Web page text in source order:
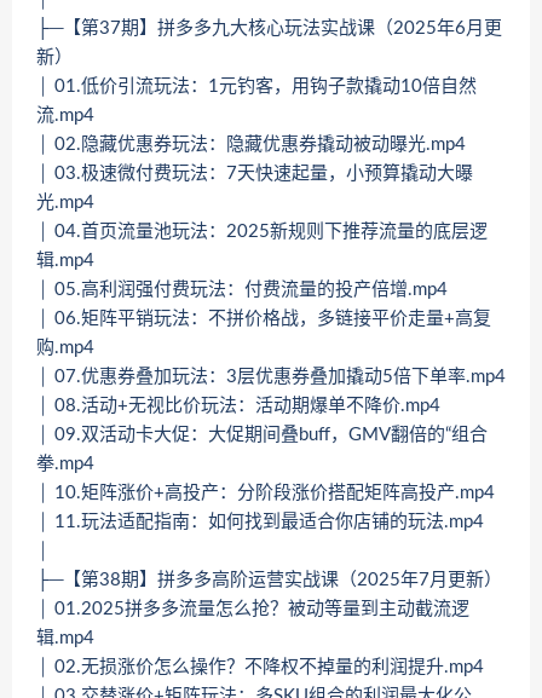
├─【第37期】拼多多九大核心玩法实战课（2025年6月更
新）
│ 01.低价引流玩法：1元钓客，用钩子款撬动10倍自然
流.mp4
│ 02.隐藏优惠券玩法：隐藏优惠券撬动被动曝光.mp4
│ 03.极速微付费玩法：7天快速起量，小预算撬动大曝
光.mp4
│ 04.首页流量池玩法：2025新规则下推荐流量的底层逻
辑.mp4
│ 05.高利润强付费玩法：付费流量的投产倍增.mp4
│ 06.矩阵平销玩法：不拼价格战，多链接平价走量+高复
购.mp4
│ 07.优惠券叠加玩法：3层优惠券叠加撬动5倍下单率.mp4
│ 08.活动+无视比价玩法：活动期爆单不降价.mp4
│ 09.双活动卡大促：大促期间叠buff，GMV翻倍的“组合
拳.mp4
│ 10.矩阵涨价+高投产：分阶段涨价搭配矩阵高投产.mp4
│ 11.玩法适配指南：如何找到最适合你店铺的玩法.mp4
├─【第38期】拼多多高阶运营实战课（2025年7月更新）
│ 01.2025拼多多流量怎么抢？被动等量到主动截流逻
辑.mp4
│ 02.无损涨价怎么操作？不降权不掉量的利润提升.mp4